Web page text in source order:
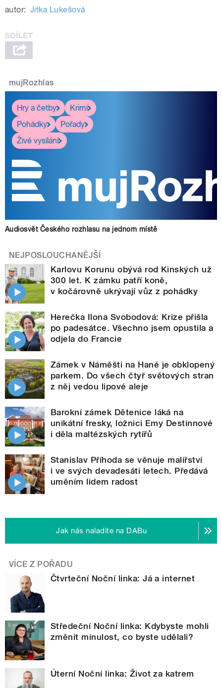
autor: Jitka Lukešová
mujRozhlas
Hry a četby
Krimi
Pohádky
Pořady
Živé vysílání
Audiosvět Českého rozhlasu na jednom místě
NEJPOSLOUCHANĚJŠÍ
Karlovu Korunu obývá rod Kinských už
300 let. K zámku patří koně,
v kočárovně ukrývají vůz z pohádky
Herečka Ilona Svobodová: Krize přišla
po padesátce. Všechno jsem opustila a
odjela do Francie
Zámek v Náměšti na Hané je obklopený
parkem. Do všech čtyř světových stran
z něj vedou lipové aleje
Barokní zámek Dětenice láká na
unikátní fresky, ložnici Emy Destinnové
i děla maltézských rytířů
Stanislav Příhoda se věnuje malířství
i ve svých devadesáti letech. Předává
uměním lidem radost
Jak nás naladíte na DABu
VÍCE Z POŘADU
Čtvrteční Noční linka: Já a internet
Středeční Noční linka: Kdybyste mohli
změnit minulost, co byste udělali?
Úterní Noční linka: Život za katrem